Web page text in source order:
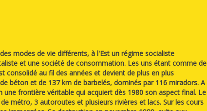
modes de vie différents, à l'Est un régime socialiste
et une société de consommation. Les uns étant comme de
consolidé au fil des années et devient de plus en plus
béton et de 137 km de barbelés, dominés par 116 miradors. A
frontière véritable qui acquiert dès 1980 son aspect final. Le
métro, 3 autoroutes et plusieurs rivières et lacs. Sur les cours